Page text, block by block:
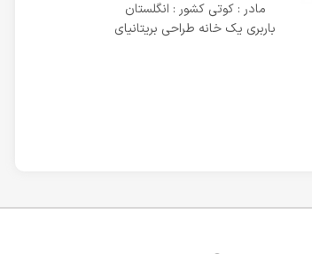
مادر : کوتی کشور : انگلستان
باربری یک خانه طراحی بریتانیای